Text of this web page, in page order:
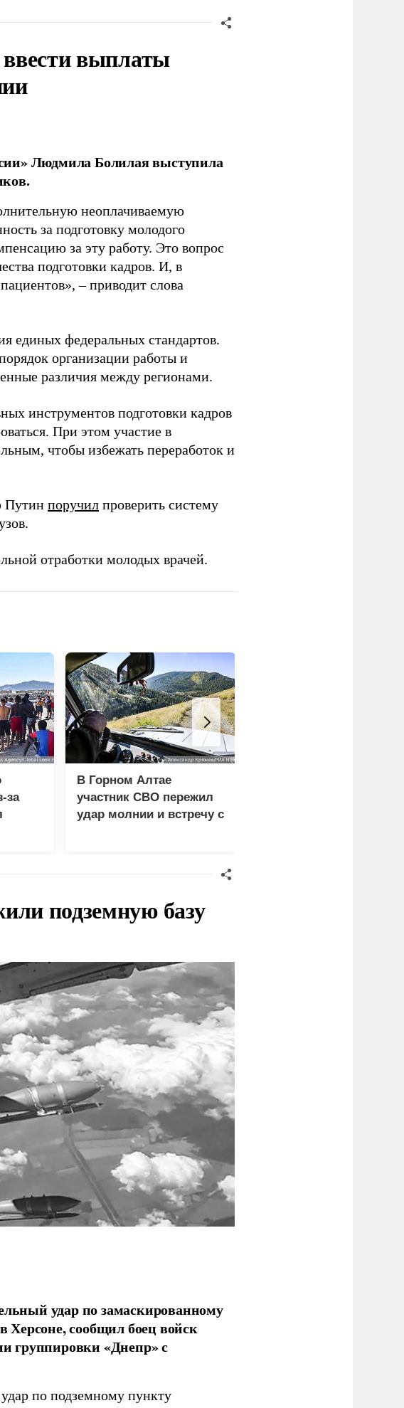
выплаты
Людмила Болилая выступила
неоплачиваемую
за подготовку молодого
за эту работу. Это вопрос
подготовки кадров. И, в
– приводит слова
единых федеральных стандартов.
организации работы и
различия между регионами.
инструментов подготовки кадров
При этом участие в
чтобы избежать переработок и
Путин поручил проверить систему
отработки молодых врачей.
за
В Горном Алтае
участник СВО пережил
удар молнии и встречу с
подземную базу
удар по замаскированному
Херсоне, сообщил боец войск
группировки «Днепр» с
по подземному пункту